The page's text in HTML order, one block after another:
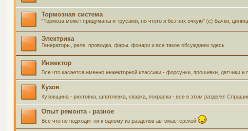
Тормозная система
"Тормоза может придуманы и трусами, но чтото я без них очкую" (с) Бачки,
Электрика
Генераторы, реле, проводка, фары, фонари и все такое обсуждаем здесь
Инжектор
Все что касается именно инжекторной классики - форсунки, прошивки, датчики
Кузов
Кузовщина - рихтовка, шпатлевка, сварка, покраска - все в этом разделе!
Опыт ремонта - разное
Все что не подходит ни к одному из разделов автомастерской